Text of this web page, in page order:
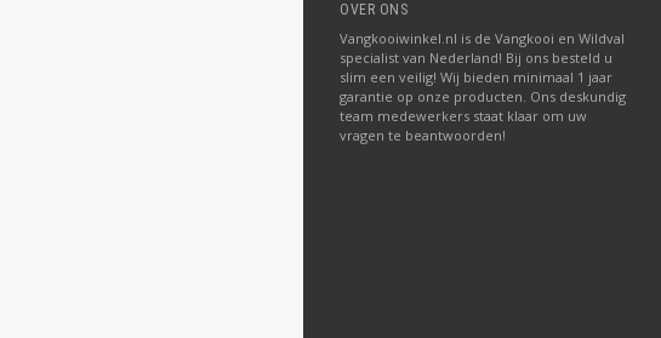
OVER ONS
Vangkooiwinkel.nl is de Vangkooi en Wildval
specialist van Nederland! Bij ons besteld u
slim een veilig! Wij bieden minimaal 1 jaar
garantie op onze producten. Ons deskundig
team medewerkers staat klaar om uw
vragen te beantwoorden!